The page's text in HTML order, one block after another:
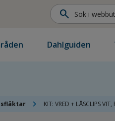
search
Dahlguiden
chevron_right KIT: VRED + LÅSCLIPS